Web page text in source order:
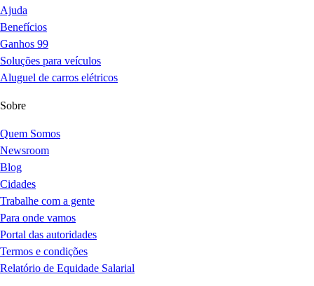
Ajuda
Benefícios
Ganhos 99
Soluções para veículos
Aluguel de carros elétricos
Sobre
Quem Somos
Newsroom
Blog
Cidades
Trabalhe com a gente
Para onde vamos
Portal das autoridades
Termos e condições
Relatório de Equidade Salarial